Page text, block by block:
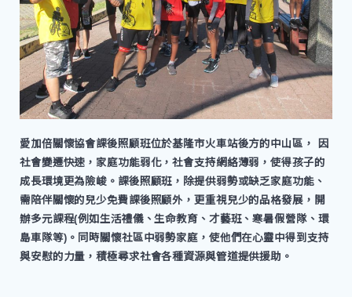
愛加倍關懷協會課後照顧班位於基隆市火車站後方的中山區， 因
社會變遷快速，家庭功能弱化，社會支持網絡薄弱，使得孩子的
成長環境更為險峻。課後照顧班，除提供弱勢或缺乏家庭功能、
需陪伴關懷的兒少免費課後照顧外，更重視兒少的品格發展，開
辦多元課程(例如生活禮儀、生命教育、才藝班、寒暑假營隊、環
島車隊等)。同時關懷社區中弱勢家庭，使他們在心靈中得到支持
與安慰的力量，積極尋求社會各種資源與管道提供援助。